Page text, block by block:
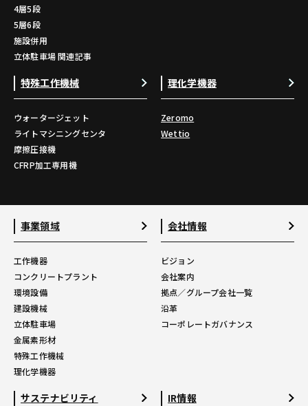
4層5段
5層6段
施設併用
立体駐車場 関連記事
特殊工作機械
ウォータージェット
ライトマシニングセンタ
摩擦圧接機
CFRP加工専用機
理化学機器
Zeromo
Wettio
事業領域
工作機器
コンクリートプラント
環境設備
建設機械
立体駐車場
金属素形材
特殊工作機械
理化学機器
会社情報
ビジョン
会社案内
拠点／グループ会社一覧
沿革
コーポレートガバナンス
サステナビリティ IR情報